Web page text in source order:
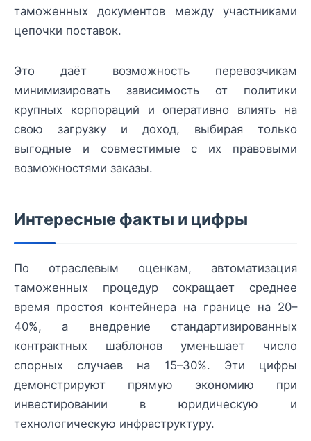
таможенных документов между участниками
цепочки поставок.
Это даёт возможность перевозчикам
минимизировать зависимость от политики
крупных корпораций и оперативно влиять на
свою загрузку и доход, выбирая только
выгодные и совместимые с их правовыми
возможностями заказы.
Интересные факты и цифры
По отраслевым оценкам, автоматизация
таможенных процедур сокращает среднее
время простоя контейнера на границе на 20–
40%, а внедрение стандартизированных
контрактных шаблонов уменьшает число
спорных случаев на 15–30%. Эти цифры
демонстрируют прямую экономию при
инвестировании в юридическую и
технологическую инфраструктуру.